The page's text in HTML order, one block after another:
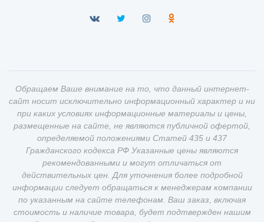
Обращаем Ваше внимание на то, что данный интернет-
сайт носит исключительно информационный характер и ни
при каких условиях информационные материалы и цены,
размещенные на сайте, не являются публичной офертой,
определяемой положениями Статей 435 и 437
Гражданского кодекса РФ Указанные цены являются
рекомендованными и могут отличаться от
действительных цен. Для уточнения более подробной
информации следует обращаться к менеджерам компании
по указанным на сайте телефонам. Ваш заказ, включая
стоимость и наличие товара, будет подтвержден нашим